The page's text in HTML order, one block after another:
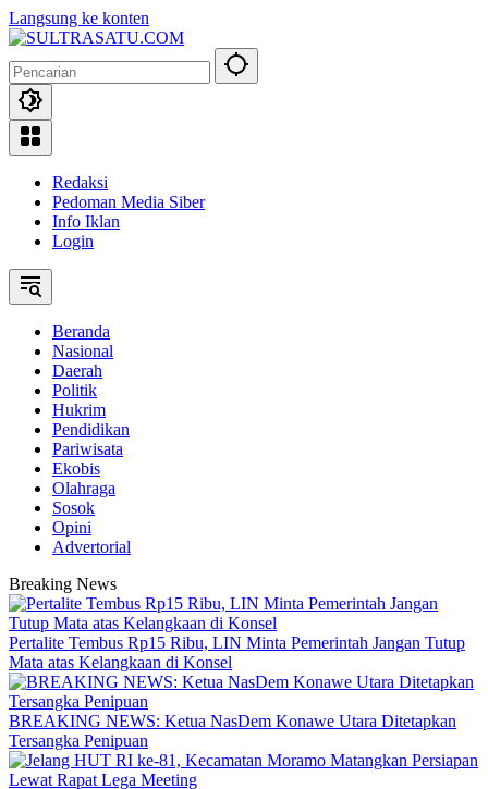
Langsung ke konten
Redaksi
Pedoman Media Siber
Info Iklan
Login
Beranda
Nasional
Daerah
Politik
Hukrim
Pendidikan
Pariwisata
Ekobis
Olahraga
Sosok
Opini
Advertorial
Breaking News
‎Pertalite Tembus Rp15 Ribu, LIN Minta Pemerintah Jangan Tutup
Mata atas Kelangkaan di Konsel
BREAKING NEWS: Ketua NasDem Konawe Utara Ditetapkan
Tersangka Penipuan